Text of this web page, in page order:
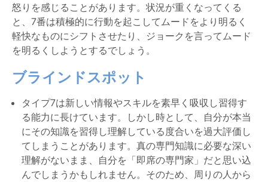
怒りを感じることがあります。状況が重くなってくる
と、7番は積極的に行動を起こしてムードをより明るく
軽快なものにシフトさせたり、ジョークを言ってムード
を明るくしようとするでしょう。
ブラインドスポット
タイプ7は新しい情報やスキルを素早く吸収し習得す
る能力に長けています。しかし時として、自分が本当
にその知識を習得し理解している度合いを過大評価し
てしまうことがあります。真の専門知識に必要な深い
理解がないまま、自分を「即席の専門家」だと思い込
んでしまうかもしれません。そのため、周りの人から